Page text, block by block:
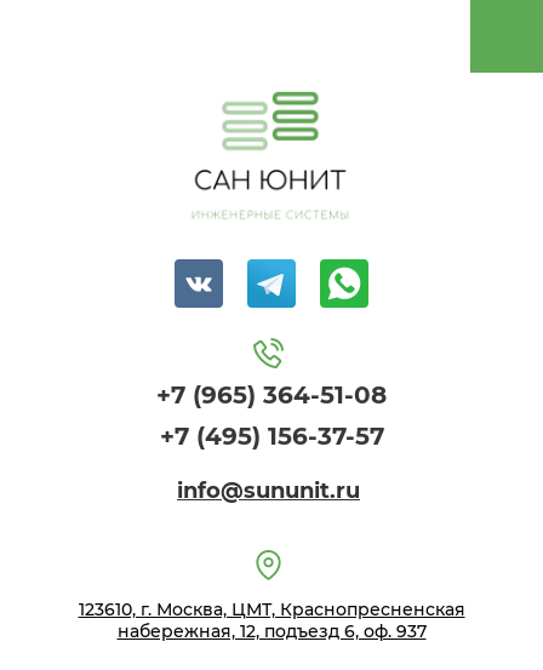
+7 (965) 364-51-08
+7 (495) 156-37-57
info@sununit.ru
123610, г. Москва, ЦМТ, Краснопресненская
набережная, 12, подъезд 6, оф. 937